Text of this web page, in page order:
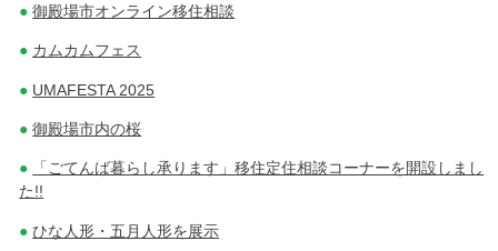
御殿場市オンライン移住相談
カムカムフェス
UMAFESTA 2025
御殿場市内の桜
「ごてんば暮らし承ります」移住定住相談コーナーを開設しまし
た!!
ひな人形・五月人形を展示